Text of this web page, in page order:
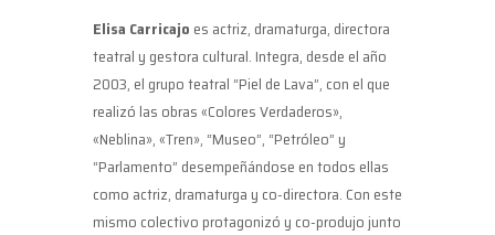
Elisa Carricajo es actriz, dramaturga, directora
teatral y gestora cultural. Integra, desde el año
2003, el grupo teatral “Piel de Lava”, con el que
realizó las obras «Colores Verdaderos»,
«Neblina», «Tren», “Museo”, “Petróleo” y
“Parlamento” desempeñándose en todos ellas
como actriz, dramaturga y co-directora. Con este
mismo colectivo protagonizó y co-produjo junto